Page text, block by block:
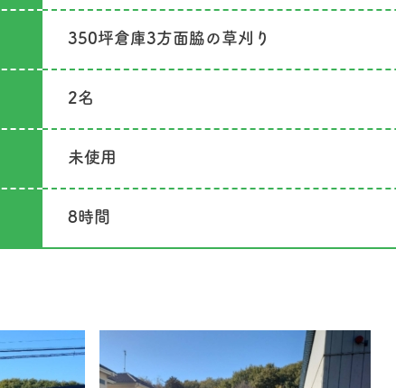
ご利用の流れ
350坪倉庫3方面脇の草刈り
2名
未使用
8時間